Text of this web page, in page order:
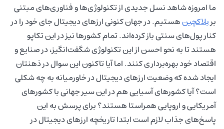
ما امروزه شاهد نسل جدیدی از تکنولوژی‌ها و فناوری‌های مبتنی
بربلاکچینهستیم. در جهان کنونی ارزهای دیجیتال جای خود را در
کنار پول‌های سنتی باز کرده‌اند. تمام کشورها نیز در این تکاپو
هستند تا به نحو احسن از این تکنولوژی شگفت‌انگیز، در صنایع و
اقتصاد خود بهره‌برداری کنند. اما آیا تاکنون این سوال در ذهنتان
ایجاد شده که وضعیت ارزهای دیجیتال در خاورمیانه به چه شکلی
است؟ آیا کشور‌های آسیایی هم در این سیر جهانی با کشور‌های
آمریکایی و اروپایی همراستا هستند؟ برای پرسش به این
پاسخ‌های جذاب لازم است ابتدا تاریخچه ارزهای دیجیتال در